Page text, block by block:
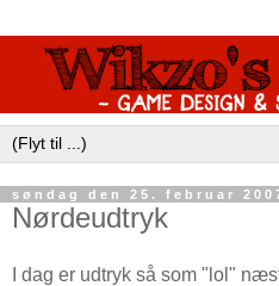
søndag den 25. februar
Nørdeudtryk
I dag er udtryk så som "lol"